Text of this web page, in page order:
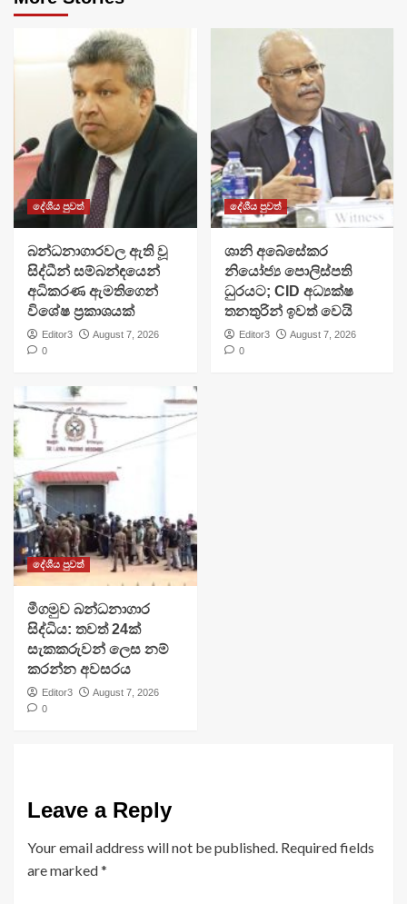
දේශීය පුවත්
බන්ධනාගාරවල ඇති වූ
සිද්ධීන් සම්බන්ඳයෙන්
අධිකරණ ඇමතිගෙන්
විශේෂ ප්‍රකාශයක්
Editor3
August 7, 2026
0
දේශීය පුවත්
ශානි අබේසේකර
නියෝජ්‍ය පොලිස්පති
ධුරයට; CID අධ්‍යක්ෂ
තනතුරින් ඉවත් වෙයි
Editor3
August 7, 2026
0
දේශීය පුවත්
මීගමුව බන්ධනාගාර
සිද්ධිය: තවත් 24ක්
සැකකරුවන් ලෙස නම්
කරන්න අවසරය
Editor3
August 7, 2026
0
Leave a Reply
Your email address will not be published. Required fields
are marked*